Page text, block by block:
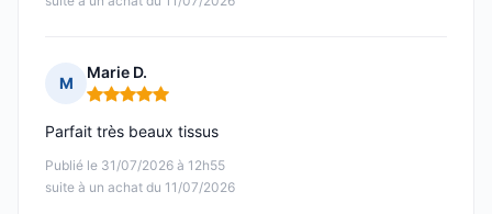
M
Marie D.
Note : 5 sur 5
Publié le 31/07/2026 à 12h55
suite à un achat du 11/07/2026
Parfait très beaux tissus